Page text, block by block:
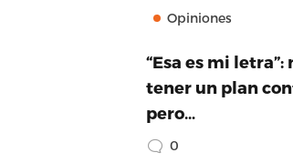
Opiniones
“Esa es mi
tener un plan
pero…
0